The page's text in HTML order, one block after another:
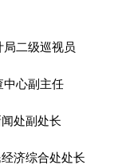
二级巡视员
中心副主任
处副处长
济综合处处长